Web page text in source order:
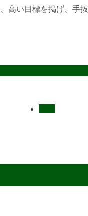
い目標を掲げ、手